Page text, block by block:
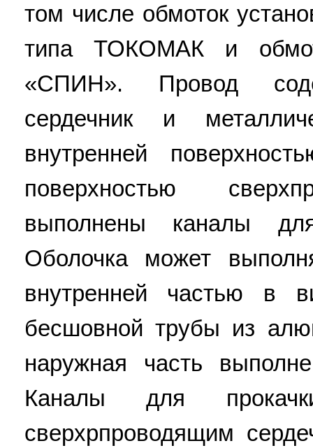
том числе обмоток
типа ТОКОМАК и
«СПИН». Провод
сердечник и
внутренней
поверхностью
выполнены каналы
Оболочка может
внутренней частью в
бесшовной трубы из
наружная часть
Каналы для
сверхрпроводящим